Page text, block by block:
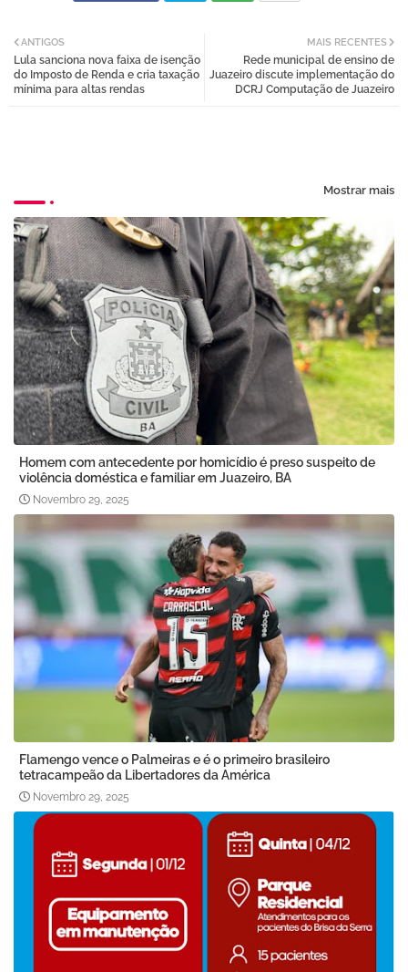
tter
MAIS RECENTES
Rede municipal de ensino de
Juazeiro discute implementação do
DCRJ Computação de Juazeiro
ANTIGOS
Lula sanciona nova faixa de isenção
do Imposto de Renda e cria taxação
mínima para altas rendas
Mostrar mais
Homem com antecedente por homicídio é preso suspeito de
violência doméstica e familiar em Juazeiro, BA
Novembro 29, 2025
Flamengo vence o Palmeiras e é o primeiro brasileiro
tetracampeão da Libertadores da América
Novembro 29, 2025